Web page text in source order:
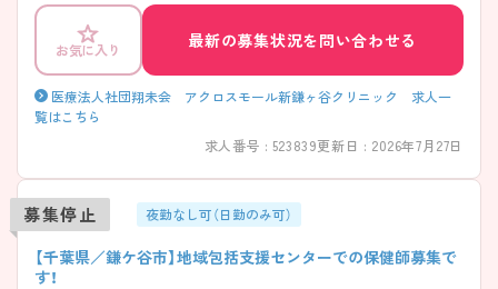
い。
お気に入り
最新の募集状況を問い合わせる
医療法人社団翔未会 アクロスモール新鎌ヶ谷クリニック 求人一
覧はこちら
求人番号 : 523839更新日 : 2026年7月27日
募集停止 夜勤なし可（日勤のみ可）
【千葉県／鎌ケ谷市】地域包括支援センターでの保健師募集で
す！